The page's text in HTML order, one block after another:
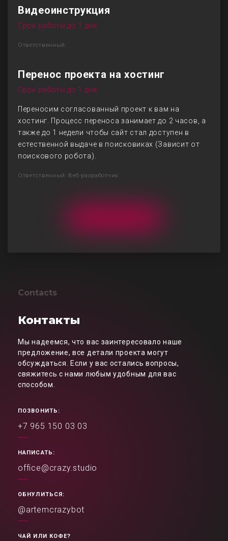
Видеоинструкция
Срок работы до 1 дня
Ответственный:
Перенос проекта на хостинг
Срок работы до 1 дня
Переносим согласованный проект к вам на
хостинг. Процесс переноса занимает до 2 часов, а
также до 1 недели чтобы сайт стал доступен в
естественной выдаче в поисковиках (Зависит от
поискового робота).
Ответственный: Веб-разработчик
Contacts
Контакты
Мы надеемся, что вас заинтересовало наше
предложение, все детали проекта могут
обсуждаться. Если у вас остались вопросы,
свяжитесь с нами любым удобным для вас
способом.
ПОЗВОНИТЬ:
+7 965 150 03 03
НАПИСАТЬ:
office@crazy.studio
ОБНУЛИТЬСЯ:
@artemcrazybot
ЧАЙ ИЛИ КОФЕ?